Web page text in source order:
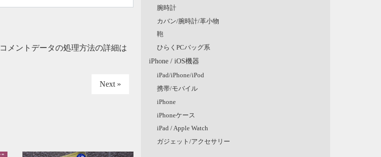
コメントデータの処理方法の詳細は
Next »
腕時計
カバン/腕時計/革小物
鞄
ひらくPCバッグ系
iPhone / iOS機器
iPad/iPhone/iPod
携帯/モバイル
iPhone
iPhoneケース
iPad / Apple Watch
ガジェット/アクセサリー